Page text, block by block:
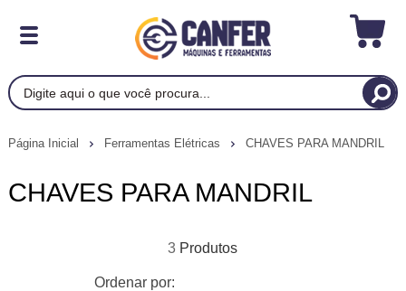
Página Inicial Ferramentas Elétricas CHAVES PARA MANDRIL
CHAVES PARA MANDRIL
3
Ordenar por: